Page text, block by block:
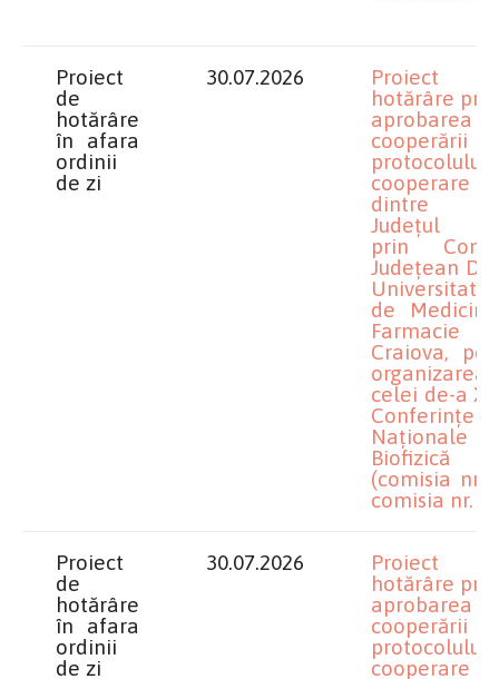
Proiect
de
hotărâre
în afara
ordinii
de zi
30.07.2026
Proiect
hotărâre
aprobarea
cooperării
protocolului
cooperare
dintre
Județul
prin
Judeţean
de
Farmacie
Craiova,
organizarea
celei de-a
Conferințe
Naționale
Biofizică
(comisia nr.
comisia nr. 4)
Proiect
de
hotărâre
în afara
ordinii
de zi
30.07.2026
Proiect
hotărâre
aprobarea
cooperării
protocolului
cooperare